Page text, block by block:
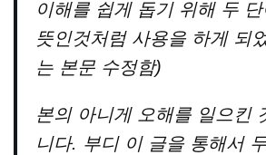
이해를 쉽게 돕기 위해 두
뜻인것처럼 사용을 하게 되
는 본문 수정함)
본의 아니게 오해를 일으킨
니다. 부디 이 글을 통해서